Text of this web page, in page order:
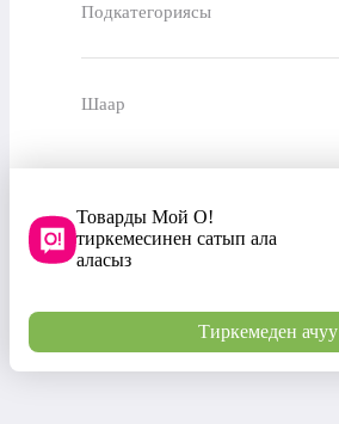
Подкатегориясы
Шаар
Товарды Мой О!
тиркемесинен сатып ала
аласыз
Тиркемеден ачуу